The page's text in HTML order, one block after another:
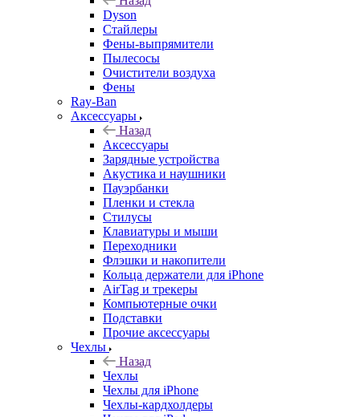
Dyson
Стайлеры
Фены-выпрямители
Пылесосы
Очистители воздуха
Фены
Ray-Ban
Аксессуары
Назад
Аксессуары
Зарядные устройства
Акустика и наушники
Пауэрбанки
Пленки и стекла
Стилусы
Клавиатуры и мыши
Переходники
Флэшки и накопители
Кольца держатели для iPhone
AirTag и трекеры
Компьютерные очки
Подставки
Прочие аксессуары
Чехлы
Назад
Чехлы
Чехлы для iPhone
Чехлы-кардхолдеры